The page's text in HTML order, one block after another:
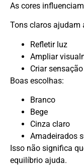
As cores
Tons claros ajudam
Refletir luz
Ampliar
Criar
Boas escolhas:
Branco
Bege
Cinza claro
Amadeirados
Isso não significa
equilíbrio ajuda.